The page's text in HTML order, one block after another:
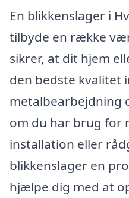
En blikkenslager i
tilbyde en række
sikrer, at dit hjem
den bedste kvalitet
metalbearbejdning
om du har brug for
installation eller
blikkenslager en
hjælpe dig med at